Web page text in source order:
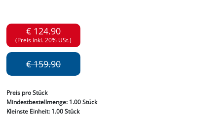
€ 124.90
(Preis inkl. 20% USt.)
€ 159.90
Preis pro Stück
Mindestbestellmenge: 1.00 Stück
Kleinste Einheit:1.00 Stück